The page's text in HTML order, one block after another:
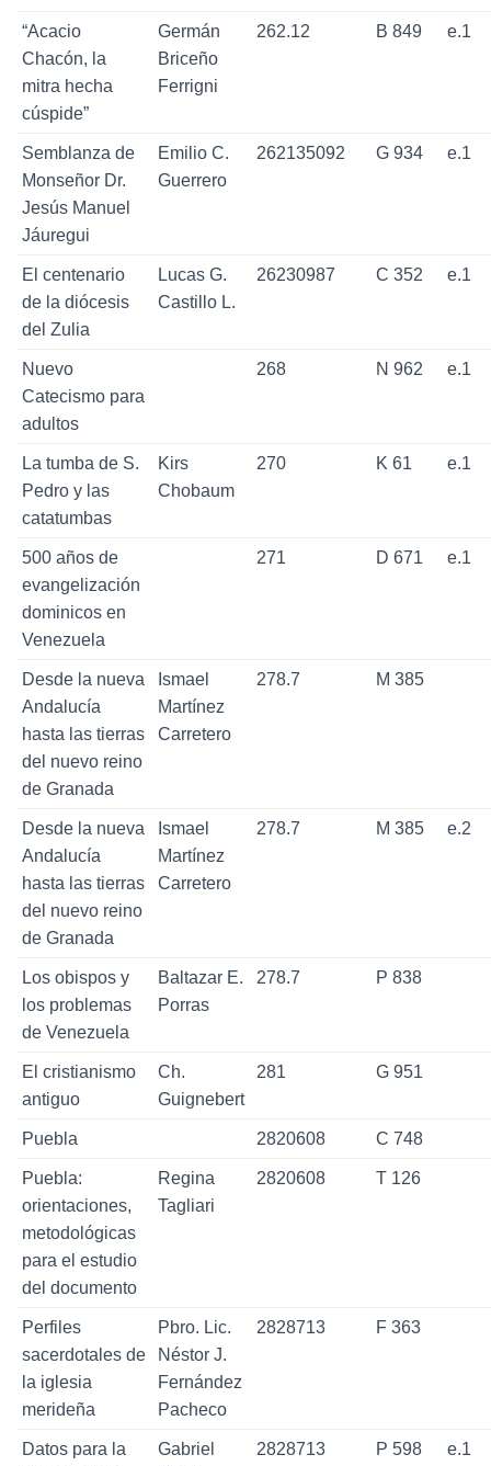
“Acacio
Chacón, la
mitra hecha
cúspide”
Germán
Briceño
Ferrigni
262.12 B 849 e.1
Semblanza de
Monseñor Dr.
Jesús Manuel
Jáuregui
Emilio C.
Guerrero
262135092 G 934 e.1
El centenario
de la diócesis
del Zulia
Lucas G.
Castillo L.
26230987 C 352 e.1
Nuevo
Catecismo para
adultos
268 N 962 e.1
La tumba de S.
Pedro y las
catatumbas
Kirs
Chobaum
270 K 61 e.1
500 años de
evangelización
dominicos en
Venezuela
271 D 671 e.1
Desde la nueva
Andalucía
hasta las tierras
del nuevo reino
de Granada
Ismael
Martínez
Carretero
278.7 M 385
Desde la nueva
Andalucía
hasta las tierras
del nuevo reino
de Granada
Ismael
Martínez
Carretero
278.7 M 385 e.2
Los obispos y
los problemas
de Venezuela
Baltazar E.
Porras
278.7 P 838
El cristianismo
antiguo
Ch.
Guignebert
281 G 951
Puebla 2820608 C 748
Puebla:
orientaciones,
metodológicas
para el estudio
del documento
Regina
Tagliari
2820608 T 126
Perfiles
sacerdotales de
la iglesia
merideña
Pbro. Lic.
Néstor J.
Fernández
Pacheco
2828713 F 363
Datos para la
Gabriel
2828713 P 598 e.1